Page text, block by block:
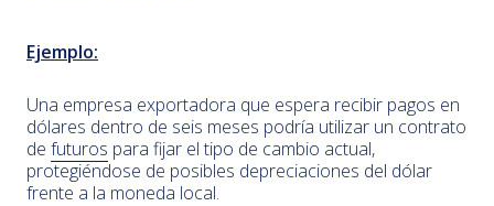
Ejemplo:
Una empresa exportadora que espera recibir pagos en
dólares dentro de seis meses podría utilizar un contrato
de futuros para fijar el tipo de cambio actual,
protegiéndose de posibles depreciaciones del dólar
frente a la moneda local.